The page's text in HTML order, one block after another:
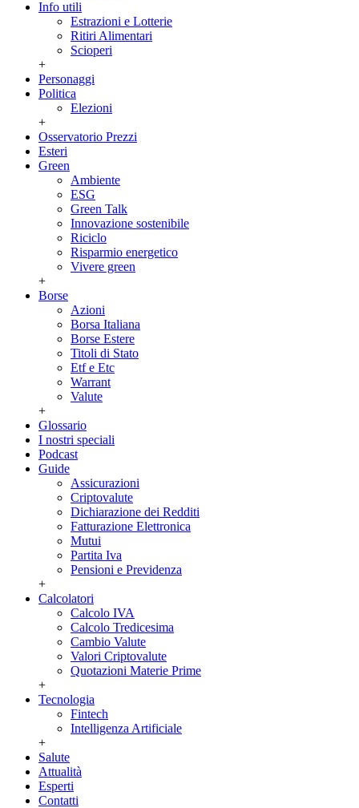
Info utili
Estrazioni e Lotterie
Ritiri Alimentari
Scioperi
+
Personaggi
Politica
Elezioni
+
Osservatorio Prezzi
Esteri
Green
Ambiente
ESG
Green Talk
Innovazione sostenibile
Riciclo
Risparmio energetico
Vivere green
+
Borse
Azioni
Borsa Italiana
Borse Estere
Titoli di Stato
Etf e Etc
Warrant
Valute
+
Glossario
I nostri speciali
Podcast
Guide
Assicurazioni
Criptovalute
Dichiarazione dei Redditi
Fatturazione Elettronica
Mutui
Partita Iva
Pensioni e Previdenza
+
Calcolatori
Calcolo IVA
Calcolo Tredicesima
Cambio Valute
Valori Criptovalute
Quotazioni Materie Prime
+
Tecnologia
Fintech
Intelligenza Artificiale
+
Salute
Attualità
Esperti
Contatti